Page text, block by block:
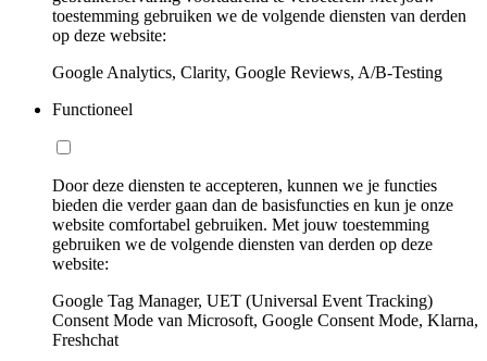
toestemming gebruiken we de volgende diensten van derden
op deze website:
Google Analytics, Clarity, Google Reviews, A/B-Testing
Functioneel
Door deze diensten te accepteren, kunnen we je functies
bieden die verder gaan dan de basisfuncties en kun je onze
website comfortabel gebruiken. Met jouw toestemming
gebruiken we de volgende diensten van derden op deze
website:
Google Tag Manager, UET (Universal Event Tracking)
Consent Mode van Microsoft, Google Consent Mode, Klarna,
Freshchat